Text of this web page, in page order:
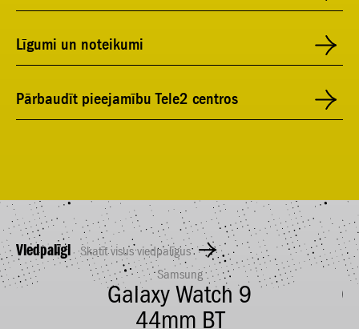
Līgumi un noteikumi
Pārbaudīt pieejamību Tele2 centros
Viedpalīgi Skatīt visus viedpalīgus
Samsung
Galaxy Watch 9
44mm BT